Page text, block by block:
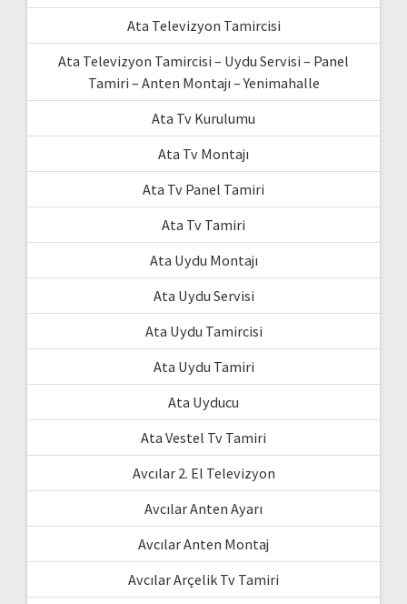
Ata Televizyon Tamircisi
Ata Televizyon Tamircisi – Uydu Servisi – Panel
Tamiri – Anten Montajı – Yenimahalle
Ata Tv Kurulumu
Ata Tv Montajı
Ata Tv Panel Tamiri
Ata Tv Tamiri
Ata Uydu Montajı
Ata Uydu Servisi
Ata Uydu Tamircisi
Ata Uydu Tamiri
Ata Uyducu
Ata Vestel Tv Tamiri
Avcılar 2. El Televizyon
Avcılar Anten Ayarı
Avcılar Anten Montaj
Avcılar Arçelik Tv Tamiri